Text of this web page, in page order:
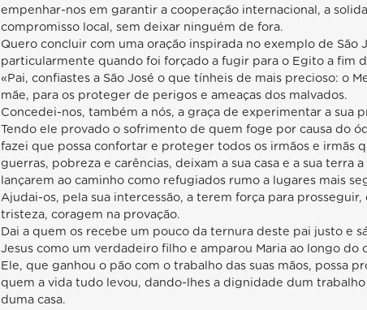
empenhar-nos em garantir a cooperação internacional, a
compromisso local, sem deixar ninguém de fora.
Quero concluir com uma oração inspirada no exemplo de São
particularmente quando foi forçado a fugir para o Egito a fim
«Pai, confiastes a São José o que tínheis de mais precioso: o
mãe, para os proteger de perigos e ameaças dos malvados.
Concedei-nos, também a nós, a graça de experimentar a sua
Tendo ele provado o sofrimento de quem foge por causa do
fazei que possa confortar e proteger todos os irmãos e irmãs
guerras, pobreza e carências, deixam a sua casa e a sua terra
lançarem ao caminho como refugiados rumo a lugares mais
Ajudai-os, pela sua intercessão, a terem força para prosseguir,
tristeza, coragem na provação.
Dai a quem os recebe um pouco da ternura deste pai justo e
Jesus como um verdadeiro filho e amparou Maria ao longo do
Ele, que ganhou o pão com o trabalho das suas mãos, possa
quem a vida tudo levou, dando-lhes a dignidade dum trabalho
duma casa.